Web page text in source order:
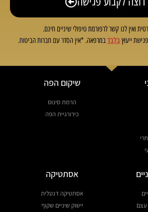
ואין לנו קשר לרפורמת טיפולי שיניים חינם.
ייעוץבלבדבמרפאה. *אין הסדר עם חברות הביטוח.
שיקום הפה
הרמת סינוס
כירורגיית הפה
עצם
אסתטיקה
אסתטיקה דנטלית
יישוק שיניים שקוף